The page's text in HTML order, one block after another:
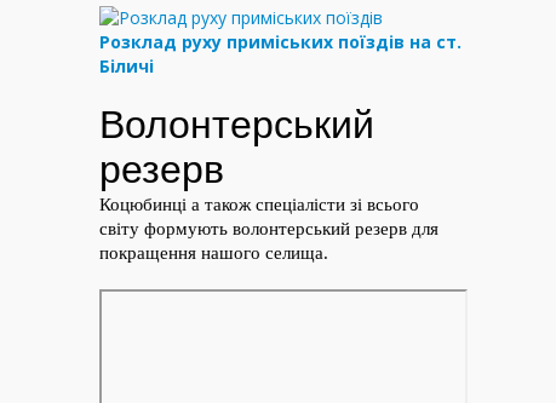
Розклад руху приміських поїздів на ст.
Біличі